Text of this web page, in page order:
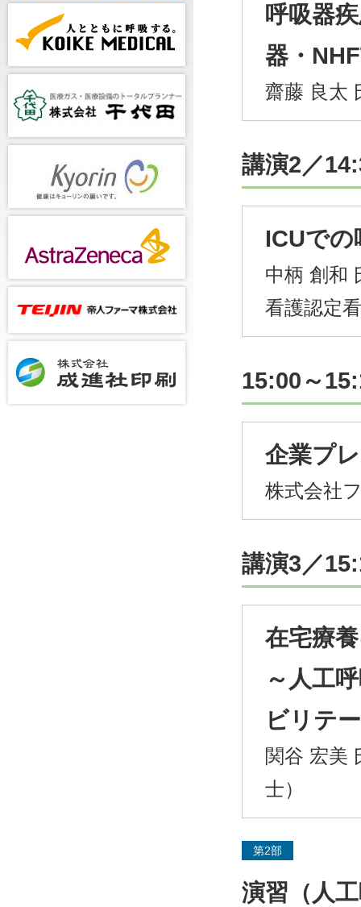
呼吸器
器・
齋藤 良太
講演2／
ICUで
中柄 創和
看護認定
15:00～
企業プ
株式会社
講演3／
在宅療
～人工
ビリテ
関谷 宏美
士）
第2部
演習（人